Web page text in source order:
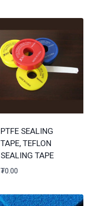
PTFE SEALING
TAPE, TEFLON
SEALING TAPE
₮0.00